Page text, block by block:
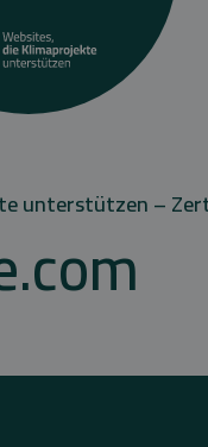
unterstützen –